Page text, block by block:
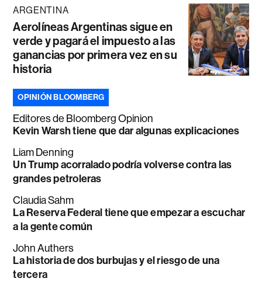
ARGENTINA
Aerolíneas Argentinas sigue en
verde y pagará el impuesto a las
ganancias por primera vez en su
historia
OPINIÓN BLOOMBERG
Editores de Bloomberg Opinion
Kevin Warsh tiene que dar algunas explicaciones
Liam Denning
Un Trump acorralado podría volverse contra las
grandes petroleras
Claudia Sahm
La Reserva Federal tiene que empezar a escuchar
a la gente común
John Authers
La historia de dos burbujas y el riesgo de una
tercera